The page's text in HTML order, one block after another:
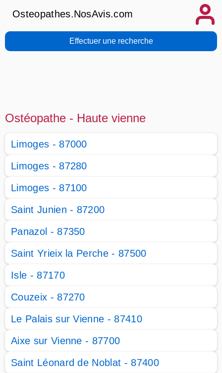
Osteopathes.NosAvis.com
Effectuer une recherche
Ostéopathe - Haute vienne
Limoges - 87000
Limoges - 87280
Limoges - 87100
Saint Junien - 87200
Panazol - 87350
Saint Yrieix la Perche - 87500
Isle - 87170
Couzeix - 87270
Le Palais sur Vienne - 87410
Aixe sur Vienne - 87700
Saint Léonard de Noblat - 87400